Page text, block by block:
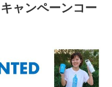
ャンペーンコー